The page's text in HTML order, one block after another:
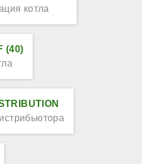
котла
(40)